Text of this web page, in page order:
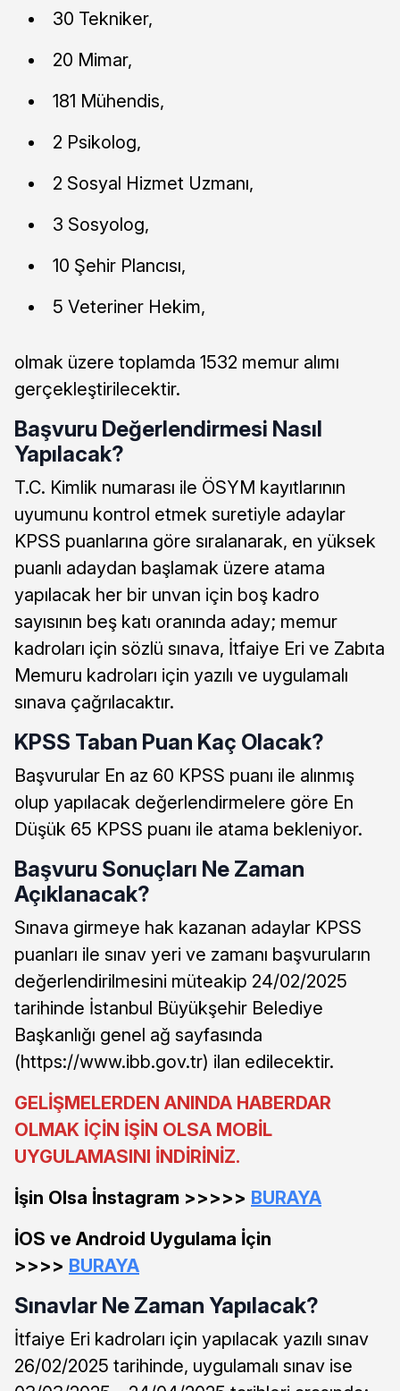
30 Tekniker,
20 Mimar,
181 Mühendis,
2 Psikolog,
2 Sosyal Hizmet Uzmanı,
3 Sosyolog,
10 Şehir Plancısı,
5 Veteriner Hekim,
olmak üzere toplamda 1532 memur alımı
gerçekleştirilecektir.
Başvuru Değerlendirmesi Nasıl
Yapılacak?
T.C. Kimlik numarası ile ÖSYM kayıtlarının
uyumunu kontrol etmek suretiyle adaylar
KPSS puanlarına göre sıralanarak, en yüksek
puanlı adaydan başlamak üzere atama
yapılacak her bir unvan için boş kadro
sayısının beş katı oranında aday; memur
kadroları için sözlü sınava, İtfaiye Eri ve Zabıta
Memuru kadroları için yazılı ve uygulamalı
sınava çağrılacaktır.
KPSS Taban Puan Kaç Olacak?
Başvurular En az 60 KPSS puanı ile alınmış
olup yapılacak değerlendirmelere göre En
Düşük 65 KPSS puanı ile atama bekleniyor.
Başvuru Sonuçları Ne Zaman
Açıklanacak?
Sınava girmeye hak kazanan adaylar KPSS
puanları ile sınav yeri ve zamanı başvuruların
değerlendirilmesini müteakip 24/02/2025
tarihinde İstanbul Büyükşehir Belediye
Başkanlığı genel ağ sayfasında
(https://www.ibb.gov.tr) ilan edilecektir.
GELİŞMELERDEN ANINDA HABERDAR
OLMAK İÇİN İŞİN OLSA MOBİL
UYGULAMASINI İNDİRİNİZ.
İşin Olsa İnstagram >>>>> BURAYA
İOS ve Android Uygulama İçin
>>>> BURAYA
Sınavlar Ne Zaman Yapılacak?
İtfaiye Eri kadroları için yapılacak yazılı sınav
26/02/2025 tarihinde, uygulamalı sınav ise